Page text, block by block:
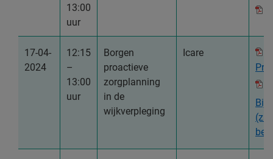
13:00
uur
17-04-
2024
12:15
–
13:00
uur
Borgen
proactieve
zorgplanning
in de
wijkverpleging
Icare
(zip-